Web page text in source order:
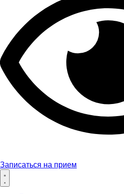
Записаться на прием